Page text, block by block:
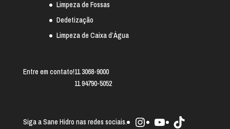
Limpeza de Fossas
Dedetização
Limpeza de Caixa d’Água
Entre em contato!11 3068-9000
11 94790-5052
Siga a Sane Hidro nas redes sociais. Instagram
YoutubeTikTok